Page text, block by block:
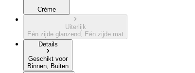
Crème
Uiterlijk
Eén zijde glanzend, Eén zijde mat
Details
Geschikt voor
Binnen, Buiten